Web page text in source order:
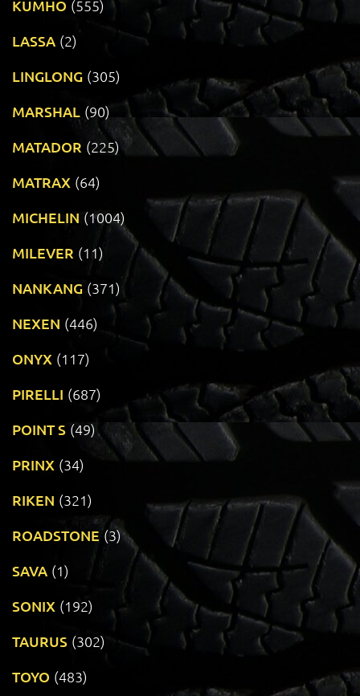
KUMHO (555)
LASSA (2)
LINGLONG (305)
MARSHAL (90)
MATADOR (225)
MATRAX (64)
MICHELIN (1004)
MILEVER (11)
NANKANG (371)
NEXEN (446)
ONYX (117)
PIRELLI (687)
POINT S (49)
PRINX (34)
RIKEN (321)
ROADSTONE (3)
SAVA (1)
SONIX (192)
TAURUS (302)
TOYO (483)